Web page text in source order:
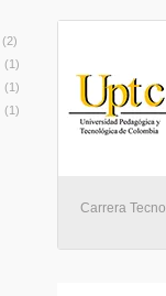
(2)
(1)
(1)
(1)
Carrera